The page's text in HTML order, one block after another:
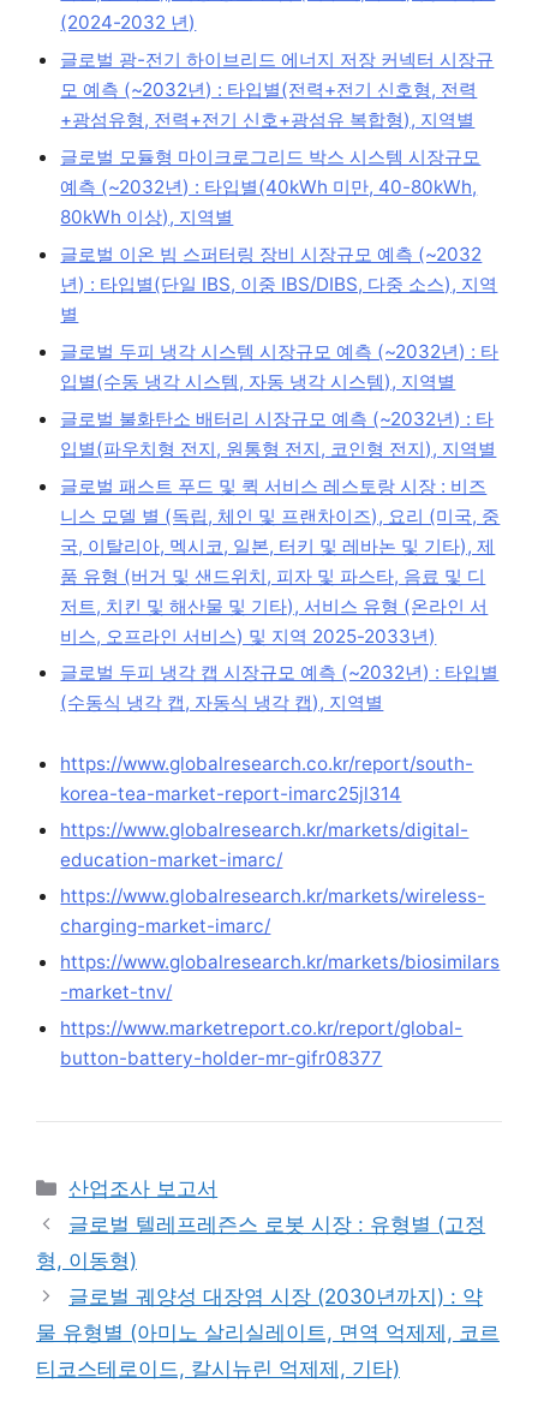
(2024-2032 년)
글로벌 광-전기 하이브리드 에너지 저장 커넥터 시장규
모 예측 (~2032년) : 타입별(전력+전기 신호형, 전력
+광섬유형, 전력+전기 신호+광섬유 복합형), 지역별
글로벌 모듈형 마이크로그리드 박스 시스템 시장규모
예측 (~2032년) : 타입별(40kWh 미만, 40-80kWh,
80kWh 이상), 지역별
글로벌 이온 빔 스퍼터링 장비 시장규모 예측 (~2032
년) : 타입별(단일 IBS, 이중 IBS/DIBS, 다중 소스), 지역
별
글로벌 두피 냉각 시스템 시장규모 예측 (~2032년) : 타
입별(수동 냉각 시스템, 자동 냉각 시스템), 지역별
글로벌 불화탄소 배터리 시장규모 예측 (~2032년) : 타
입별(파우치형 전지, 원통형 전지, 코인형 전지), 지역별
글로벌 패스트 푸드 및 퀵 서비스 레스토랑 시장 : 비즈
니스 모델 별 (독립, 체인 및 프랜차이즈), 요리 (미국, 중
국, 이탈리아, 멕시코, 일본, 터키 및 레바논 및 기타), 제
품 유형 (버거 및 샌드위치, 피자 및 파스타, 음료 및 디
저트, 치킨 및 해산물 및 기타), 서비스 유형 (온라인 서
비스, 오프라인 서비스) 및 지역 2025-2033년)
글로벌 두피 냉각 캡 시장규모 예측 (~2032년) : 타입별
(수동식 냉각 캡, 자동식 냉각 캡), 지역별
https://www.globalresearch.co.kr/report/south-
korea-tea-market-report-imarc25jl314
https://www.globalresearch.kr/markets/digital-
education-market-imarc/
https://www.globalresearch.kr/markets/wireless-
charging-market-imarc/
https://www.globalresearch.kr/markets/biosimilars
-market-tnv/
https://www.marketreport.co.kr/report/global-
button-battery-holder-mr-gifr08377
Categories
산업조사 보고서
글로벌 텔레프레즌스 로봇 시장 : 유형별 (고정
형, 이동형)
글로벌 궤양성 대장염 시장 (2030년까지) : 약
물 유형별 (아미노 살리실레이트, 면역 억제제, 코르
티코스테로이드, 칼시뉴린 억제제, 기타)